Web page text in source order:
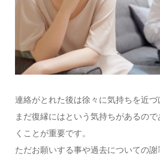
連絡がとれた後は徐々に気持ちを近
まだ復縁にはという気持ちがあるの
くことが重要です。
ただお願いする事や過去についての謝